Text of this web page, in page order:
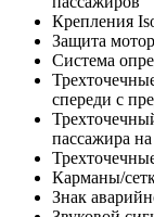
Крепления
Защита
Система
спереди с
пассажира
Карманы/
Знак